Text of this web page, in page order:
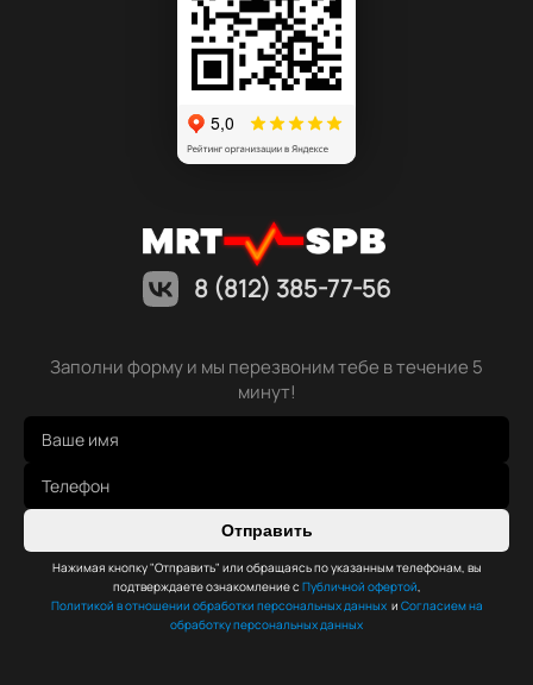
8 (812) 385-77-56
Заполни форму и мы перезвоним тебе в течение 5
минут!
Отправить
Нажимая кнопку "Отправить" или обращаясь по указанным телефонам, вы
подтверждаете ознакомление с Публичной офертой,
Политикой в отношении обработки персональных данных и Согласием на
обработку персональных данных